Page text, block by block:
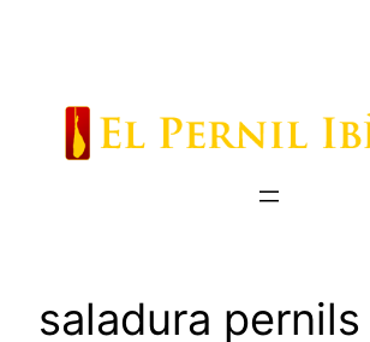
saladura pernils